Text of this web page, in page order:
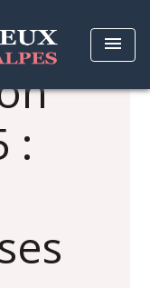
menu
: